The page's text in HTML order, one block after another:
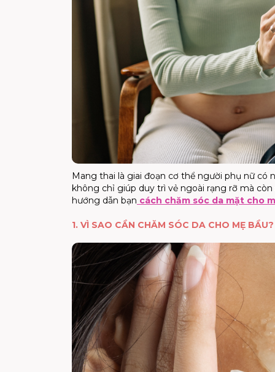
Mang thai là giai đoạn cơ thể người phụ nữ có
không chỉ giúp duy trì vẻ ngoài rạng rỡ mà
hướng dẫn bạn cách chăm sóc da mặt cho
1. VÌ SAO CẦN CHĂM SÓC DA CHO MẸ BẦU?